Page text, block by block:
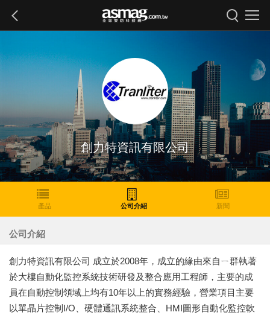
創力特資訊有限公司
產品 公司介紹 新聞
公司介紹
創力特資訊有限公司 成立於2008年，成立的緣由來自ㄧ群執著
於大樓自動化監控系統技術研發及整合應用工程師，主要的成
員在自動控制領域上均有10年以上的實務經驗，營業項目主要
以單晶片控制I/O、硬體通訊系統整合、HMI圖形自動化監控軟